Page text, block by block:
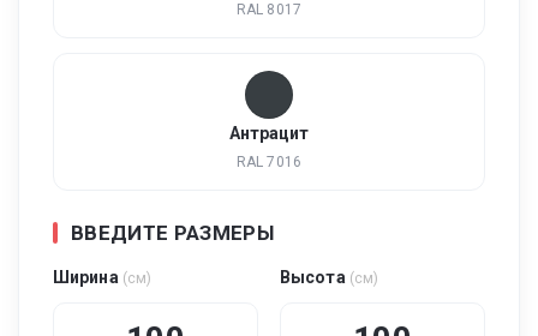
RAL 8017
Антрацит
RAL 7016
ВВЕДИТЕ РАЗМЕРЫ
Ширина (см) Высота (см)